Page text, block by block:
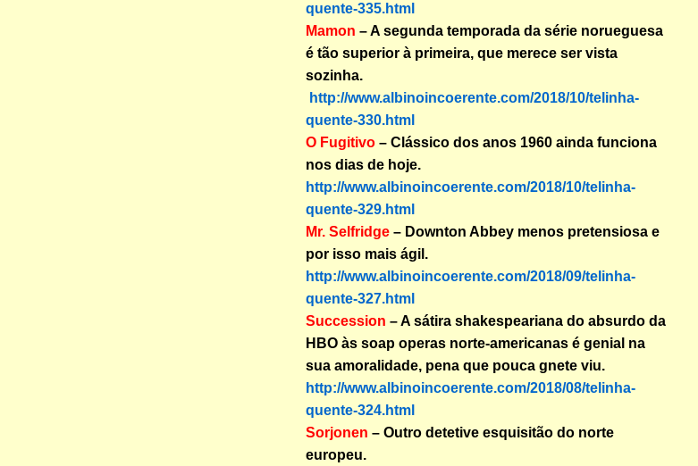
quente-335.html
Mamon – A segunda temporada da série norueguesa
é tão superior à primeira, que merece ser vista
sozinha.
http://www.albinoincoerente.com/2018/10/telinha-
quente-330.html
O Fugitivo – Clássico dos anos 1960 ainda funciona
nos dias de hoje.
http://www.albinoincoerente.com/2018/10/telinha-
quente-329.html
Mr. Selfridge – Downton Abbey menos pretensiosa e
por isso mais ágil.
http://www.albinoincoerente.com/2018/09/telinha-
quente-327.html
Succession – A sátira shakespeariana do absurdo da
HBO às soap operas norte-americanas é genial na
sua amoralidade, pena que pouca gnete viu.
http://www.albinoincoerente.com/2018/08/telinha-
quente-324.html
Sorjonen – Outro detetive esquisitão do norte
europeu.